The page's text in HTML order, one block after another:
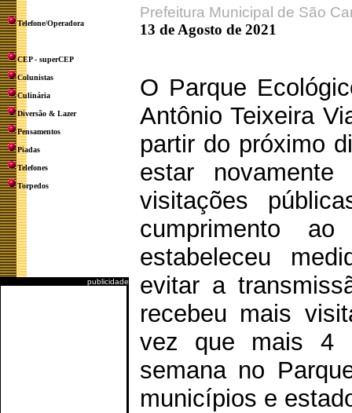
Telefone/Operadora
CEP - superCEP
Colunistas
Culinária
Diversão & Lazer
Pensamentos
Piadas
Telefones
Torpedos
publicidade
Prefeitura Municipal de São
13 de Agosto de 2021
O Parque
Antônio Teixeira
partir do próximo
estar
visitações
cumprimento
estabeleceu
evitar a
recebeu mais
vez que mais 4
semana no
municípios e